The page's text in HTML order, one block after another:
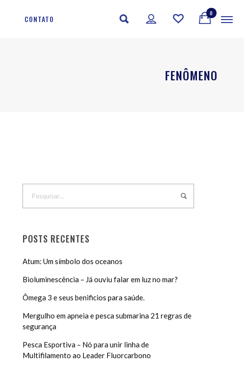
CONTATO
0
FENÔMENO
POSTS RECENTES
Atum: Um símbolo dos oceanos
Bioluminescência – Já ouviu falar em luz no mar?
Ômega 3 e seus benificios para saúde.
Mergulho em apneia e pesca submarina 21 regras de
segurança
Pesca Esportiva – Nó para unir linha de
Multifilamento ao Leader Fluorcarbono